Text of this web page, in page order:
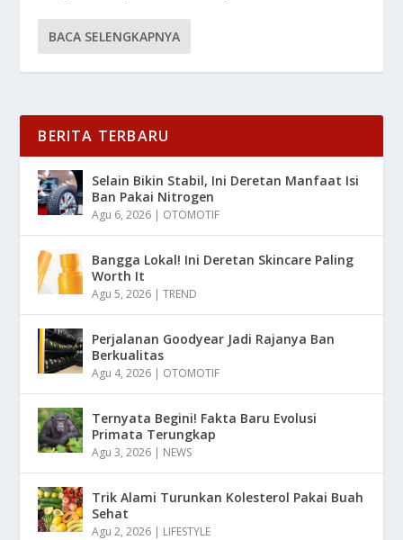
BACA SELENGKAPNYA
BERITA TERBARU
Selain Bikin Stabil, Ini Deretan Manfaat Isi
Ban Pakai Nitrogen
Agu 6, 2026 | OTOMOTIF
Bangga Lokal! Ini Deretan Skincare Paling
Worth It
Agu 5, 2026 |TREND
Perjalanan Goodyear Jadi Rajanya Ban
Berkualitas
Agu 4, 2026 | OTOMOTIF
Ternyata Begini! Fakta Baru Evolusi
Primata Terungkap
Agu 3, 2026 | NEWS
Trik Alami Turunkan Kolesterol Pakai Buah
Sehat
Agu 2, 2026 | LIFESTYLE